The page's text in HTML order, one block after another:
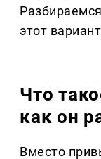
этот
Что
как он
Вместо